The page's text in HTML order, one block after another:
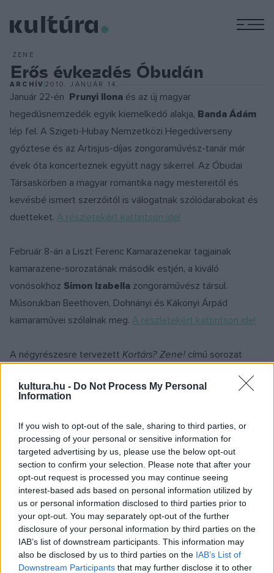
kultura.hu - Do Not Process My Personal
Information
If you wish to opt-out of the sale, sharing to third parties, or
processing of your personal or sensitive information for
targeted advertising by us, please use the below opt-out
section to confirm your selection. Please note that after your
opt-out request is processed you may continue seeing
interest-based ads based on personal information utilized by
us or personal information disclosed to third parties prior to
your opt-out. You may separately opt-out of the further
disclosure of your personal information by third parties on the
IAB’s list of downstream participants. This information may
also be disclosed by us to third parties on the IAB’s List of
Downstream Participants that may further disclose it to other
ZENE
Erős évkezdés Óbudán
ARCHÍV2010. JANUÁR 14.
Január 22-én Prunyi Ilona és az új magyar
hegedűsnemzedék egyik kiemelkedő alakja, Banda Ádám
lép fel. A Szigeti-Hubay Nemzetközi Hegedűverseny
győztese és az Artisjus-díjas zongoraművész-tanár már
évek óta koncerteznek együtt nagy sikerrel. Az Óbudai
Társaskörben a magyar romantika nagy mestereitől és
kevésbé ismert szerzőitől is válogatnak szólódarabokat és
duetteket. A részletekért kattintson ide!
Február 8-án a Liszt Ferenc Kamarazenekar tagjainak
kamarazene-sorozatának második estjén, a kiváló
vonósokhoz Simon Izabella zongoraművész társul.
Műsorukban Beethoven, Dohnányi és Kákonyi Árpád
kamaraművei szólalnak meg. A részletekért kattintson ide!
A négyrészesre tervezett Kortárs? Zene! című sorozat
ésSzilvágyi Sándorgitárművész bizonyítja majd, hogy a
sokféle stílust, gondolkodás-, és kifejezésmódot takar. A
beszélgetéssel oldott hangversenyen, amelyen a moderátor
szerepét Kukorelly Endreíró vállalja magára, remélhetőleg
mindenki megtalálja majd a hozzá közel álló kortárs magyar
műveket.A február 12-én tartandó koncert részletekeiért
kattintson ide!
Fiatal muzsikusok a Társaskör színpadánelnevezésű
sorozat keretében február 20-án a Győri Zeneművészeti